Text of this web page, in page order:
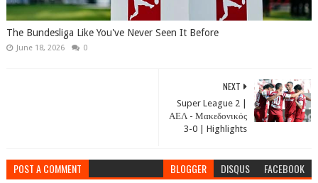
The Bundesliga Like You've Never Seen It Before
June 18, 2026 0
NEXT
Super League 2 |
ΑΕΛ - Μακεδονικός
3-0 | Highlights
POST A COMMENT BLOGGER DISQUS FACEBOOK